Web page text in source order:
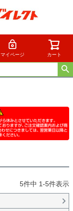
マイページ カート
5件中 1-5件表示